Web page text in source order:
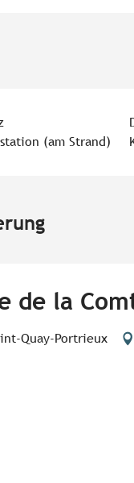
(am Strand)
de la
Quay-Portrieux